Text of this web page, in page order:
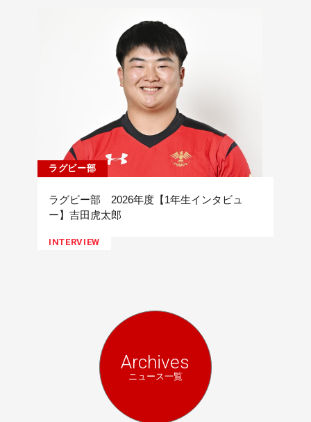
ラグビー部
ラグビー部 2026年度【1年生インタビュ
ー】吉田虎太郎
INTERVIEW
Archives
ニュース一覧